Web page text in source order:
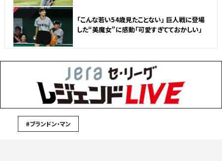
NEW
「こんな若い54歳見たことない」 巨人戦に登場
した“美魔女”に感動「可愛すぎてておかしい」
#ブランドン・マン